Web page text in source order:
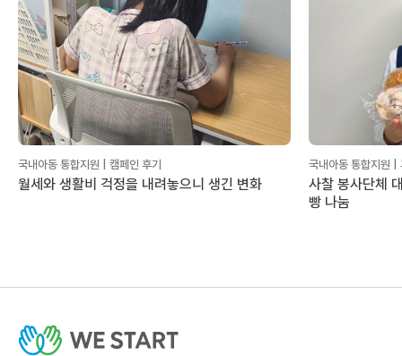
국내아동 통합지원 | 캠페인 후기
월세와 생활비 걱정을 내려놓으니 생긴 변화
국내아동 통합지원 |
사찰 봉사단체
빵 나눔